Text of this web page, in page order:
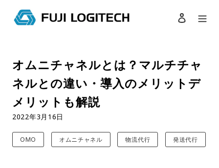
検索
ログイン
オムニチャネルとは？マルチチャ
ネルとの違い・導入のメリットデ
メリットも解説
2022年3月16日
OMO オムニチャネル 物流代行 発送代行